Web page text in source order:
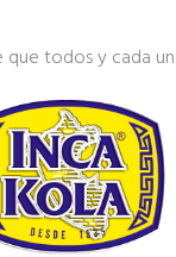
que todos y